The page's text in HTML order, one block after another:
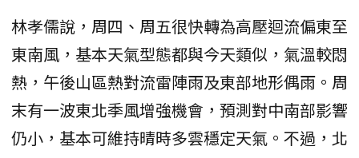
林孝儒說，周四、周五很快轉為高壓迴流偏東至
東南風，基本天氣型態都與今天類似，氣溫較悶
熱，午後山區熱對流雷陣雨及東部地形偶雨。周
末有一波東北季風增強機會，預測對中南部影響
仍小，基本可維持晴時多雲穩定天氣。不過，北